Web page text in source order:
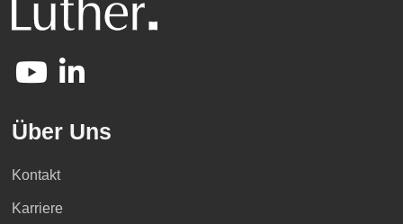
Über Uns
Kontakt
Karriere